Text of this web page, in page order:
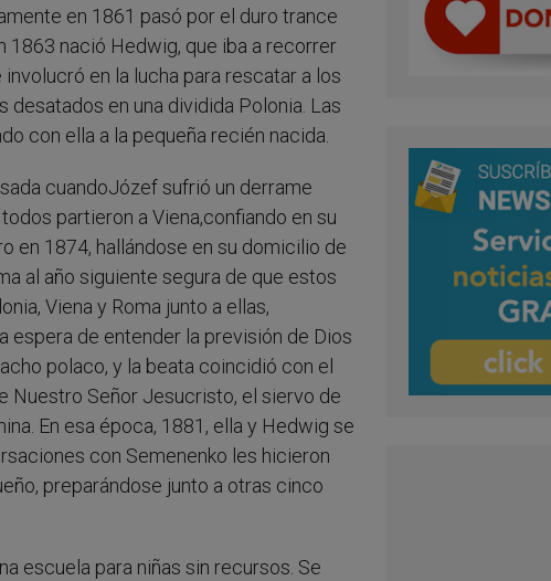
en 1861 pasó por el duro trance
1863 nació Hedwig, que iba a recorrer
en la lucha para rescatar a los
en una dividida Polonia. Las
con ella a la pequeña recién nacida.
cuandoJózef sufrió un derrame
partieron a Viena,confiando en su
en 1874, hallándose en su domicilio de
al año siguiente segura de que estos
Viena y Roma junto a ellas,
espera de entender la previsión de Dios
polaco, y la beata coincidió con el
Nuestro Señor Jesucristo, el siervo de
En esa época, 1881, ella y Hedwig se
con Semenenko les hicieron
preparándose junto a otras cinco
escuela para niñas sin recursos. Se